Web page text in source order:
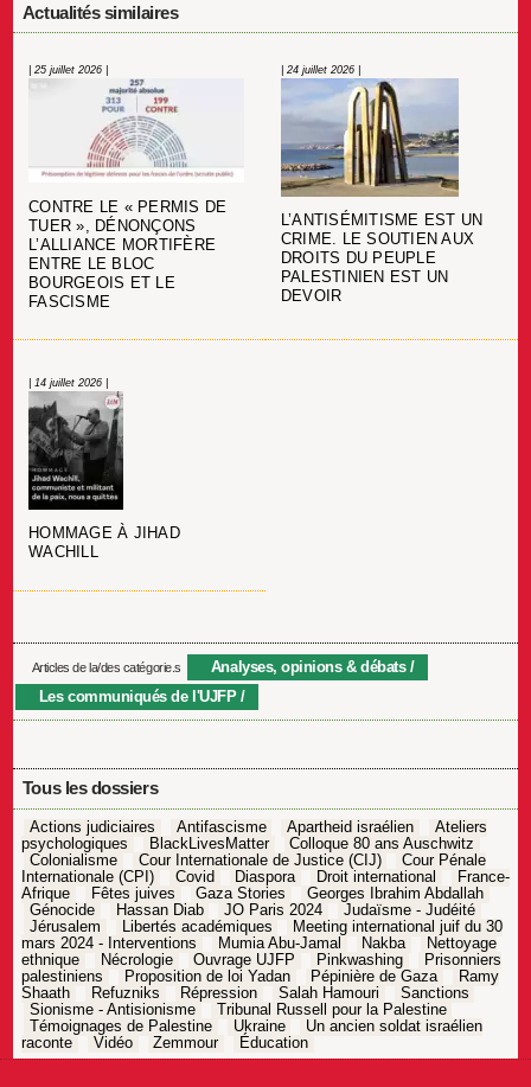
Actualités similaires
| 25 juillet 2026 |
CONTRE LE « PERMIS DE
TUER », DÉNONÇONS
L’ALLIANCE MORTIFÈRE
ENTRE LE BLOC
BOURGEOIS ET LE
FASCISME
| 24 juillet 2026 |
L’ANTISÉMITISME EST UN
CRIME. LE SOUTIEN AUX
DROITS DU PEUPLE
PALESTINIEN EST UN
DEVOIR
| 14 juillet 2026 |
HOMMAGE À JIHAD
WACHILL
Articles de la/des catégorie.s
Analyses, opinions & débats
Les communiqués de l'UJFP
Tous les dossiers
Actions judiciaires Antifascisme Apartheid israélien
Ateliers
psychologiques
BlackLivesMatter
Colloque 80 ans Auschwitz
Colonialisme
Cour Internationale de Justice (CIJ)
Cour Pénale
Internationale (CPI)
Covid Diaspora Droit international
France-
Afrique
Fêtes juives Gaza Stories
Georges Ibrahim Abdallah
Génocide
Hassan Diab JO Paris 2024
Judaïsme - Judéité
Jérusalem
Libertés académiques
Meeting international juif du 30
mars 2024 - Interventions
Mumia Abu-Jamal Nakba
Nettoyage
ethnique
Nécrologie Ouvrage UJFP Pinkwashing
Prisonniers
palestiniens
Proposition de loi Yadan Pépinière de Gaza
Ramy
Shaath
Refuzniks Répression Salah Hamouri
Sanctions
Sionisme - Antisionisme
Tribunal Russell pour la Palestine
Témoignages de Palestine
Ukraine
Un ancien soldat israélien
raconte
Vidéo Zemmour Éducation
Navigation